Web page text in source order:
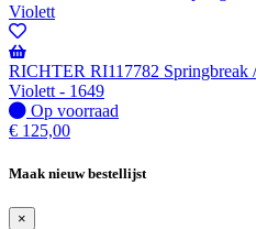
RICHTER RI117782 Springbreak
Violett - 1649
Op
voorraad
Op voorraad
€ 125,00
Maak nieuw bestellijst
×